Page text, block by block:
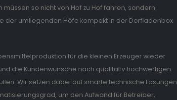
müssen so nicht von Hof zu Hof fahren, sondern
der umliegenden Höfe kompakt in der Dorfladenbox
für die kleinen Erzeuger wieder
die Kundenwünsche nach qualitativ hochwertigen
Wir setzen dabei auf smarte technische Lösungen
um den Aufwand für Betreiber,